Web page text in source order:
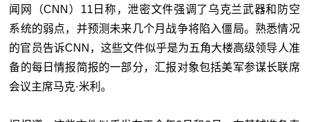
闻网（CNN）11日称，泄密文件强调了乌克兰武器和防空
系统的弱点，并预测未来几个月战争将陷入僵局。熟悉情况
的官员告诉CNN，这些文件似乎是为五角大楼高级领导人准
备的每日情报简报的一部分，汇报对象包括美军参谋长联席
会议主席马克·米利。